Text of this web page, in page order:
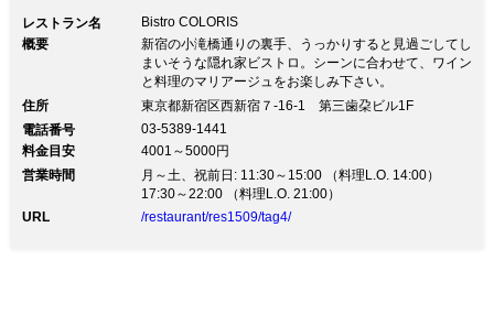
レストラン名
Bistro COLORIS
概要
新宿の小滝橋通りの裏手、うっかりすると見過ごしてし
まいそうな隠れ家ビストロ。シーンに合わせて、ワイン
と料理のマリアージュをお楽しみ下さい。
住所
東京都新宿区西新宿７-16-1 第三歯朶ビル1F
電話番号
03-5389-1441
料金目安
4001～5000円
営業時間
月～土、祝前日: 11:30～15:00 （料理L.O. 14:00）
17:30～22:00 （料理L.O. 21:00）
URL
/restaurant/res1509/tag4/